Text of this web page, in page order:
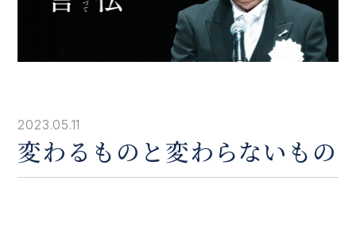
2023.05.11
変わるものと変わらないもの